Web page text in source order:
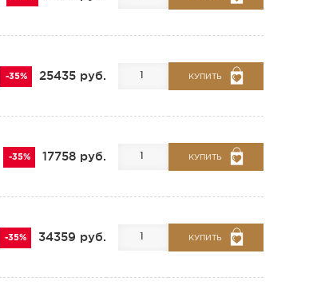
-35% 25435 руб. КУПИТЬ
-35% 17758 руб. КУПИТЬ
-35% 34359 руб. КУПИТЬ